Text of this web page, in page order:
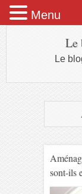
Le
Le
sont-ils
Menu